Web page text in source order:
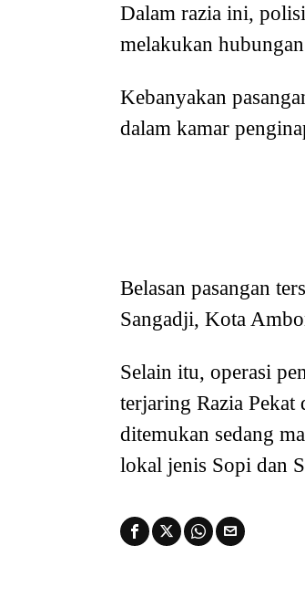
Dalam razia ini,
melakukan
Kebanyakan
dalam kamar
Belasan pasangan
Sangadji, Kota
Selain itu, operasi
terjaring Razia Pekat
ditemukan sedang
lokal jenis Sopi dan